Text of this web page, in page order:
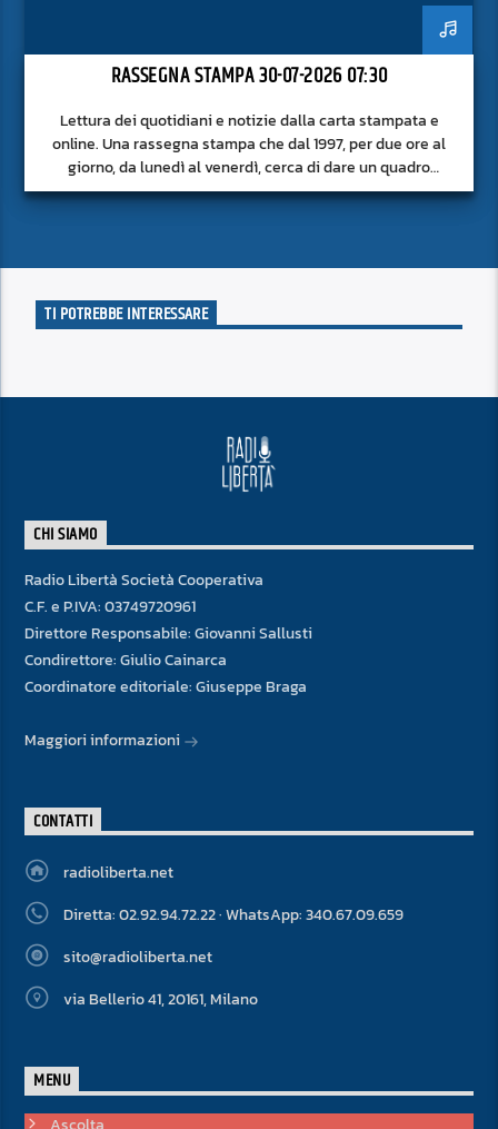
RASSEGNA STAMPA 30-07-2026 07:30
Lettura dei quotidiani e notizie dalla carta stampata e
online. Una rassegna stampa che dal 1997, per due ore al
giorno, da lunedì al venerdì, cerca di dare un quadro
approfondito delle notizie del giorno, senza fermarsi alla
TI POTREBBE INTERESSARE
CHI SIAMO
Radio Libertà Società Cooperativa
C.F. e P.IVA: 03749720961
Direttore Responsabile: Giovanni Sallusti
Condirettore: Giulio Cainarca
Coordinatore editoriale: Giuseppe Braga
Maggiori informazioni
CONTATTI
radioliberta.net
Diretta: 02.92.94.72.22 · WhatsApp: 340.67.09.659
sito@radioliberta.net
via Bellerio 41, 20161, Milano
MENU